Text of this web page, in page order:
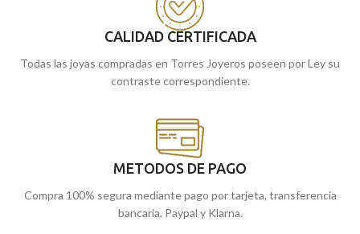
tiendas de Málaga y Melilla, o si lo
enviamos a casa.
CALIDAD CERTIFICADA
Todas las joyas compradas en Torres Joyeros poseen por Ley su
contraste correspondiente.
METODOS DE PAGO
Compra 100% segura mediante pago por tarjeta, transferencia
bancaria, Paypal y Klarna.